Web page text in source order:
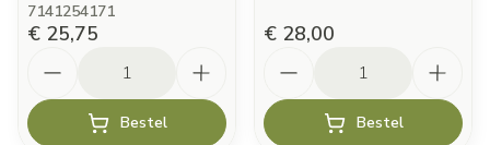
7141254171
€ 25,75
Bestel
€ 28,00
Bestel